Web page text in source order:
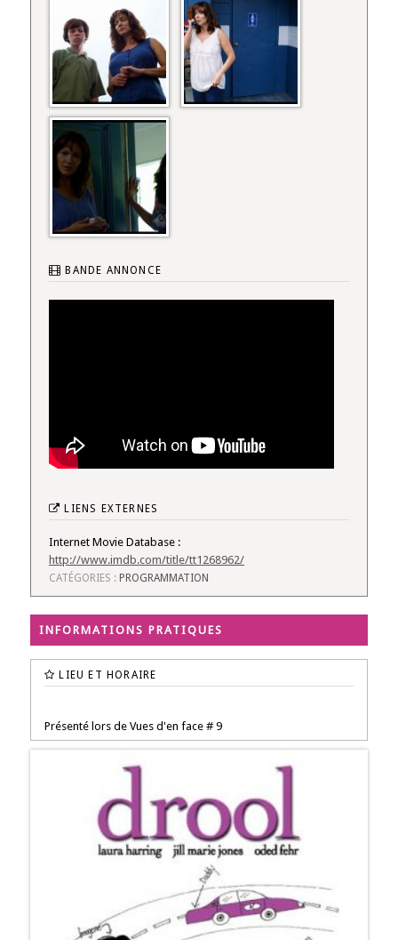
BANDE ANNONCE
LIENS EXTERNES
Internet Movie Database :
http://www.imdb.com/title/tt1268962/
CATÉGORIES : PROGRAMMATION
INFORMATIONS PRATIQUES
LIEU ET HORAIRE
Présenté lors de Vues d'en face # 9